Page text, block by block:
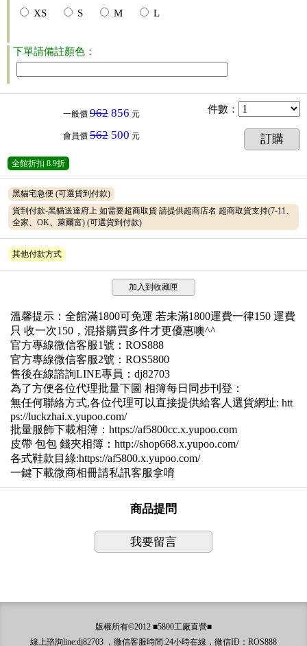
XS
S M L
下單請備註顏色：
一般價 962 856 元
會員價 562 500 元
件數 ：
訂購
全館折扣 8.9折
黑貓宅急便 (可選貨到付款)
貨到付款-黑貓送達府上 如需要超商取貨 請提供超商店名 超商取貨支持(7-11、
全家、OK、萊爾富) (可選貨到付款)
其他付款方式
加入到收藏匣
溫馨提示：全館滿1800可免運 若未滿1800運費一律150 運費
只 收一次150，混搭購買多件才更優惠噢^^
官方專線微信客服1號：ROS888
官方專線微信客服2號：ROS5800
售後在線諮詢LINE專員：dj82703
為了方便各位代理批量下圖 相簿每日同步刊登：
無任何聯絡方式,各位代理可以直接提供給客人選貨網址: htt
ps://luckzhai.x.yupoo.com/
批量服飾下載相簿：https://af5800cc.x.yupoo.com
皮帶 包包 錢夾相簿：http://shop668.x.yupoo.com/
各式鞋款目綠:https://af5800.x.yupoo.com/
一鍵下載微商相冊請私訊客服拿唷
商品提問
我要留言
版權所有©2012 ■5800工廠直營■
線上諮詢line:dj82703 ，微信客服時間:24小時在線，微信ID：ROS888